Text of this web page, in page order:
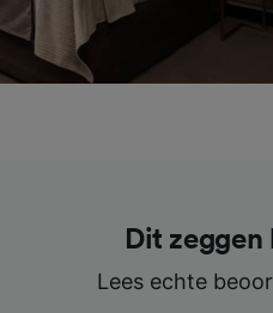
Dit
Lees echte